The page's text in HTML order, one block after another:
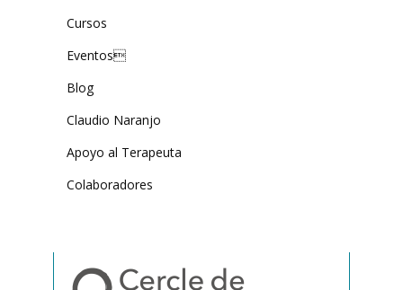
Cursos
Eventos
Blog
Claudio Naranjo
Apoyo al Terapeuta
Colaboradores